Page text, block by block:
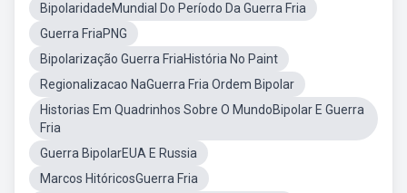
BipolaridadeMundial Do Período Da Guerra Fria
Guerra FriaPNG
Bipolarização Guerra FriaHistória No Paint
Regionalizacao NaGuerra Fria Ordem Bipolar
Historias Em Quadrinhos Sobre O MundoBipolar E Guerra
Fria
Guerra BipolarEUA E Russia
Marcos HitóricosGuerra Fria